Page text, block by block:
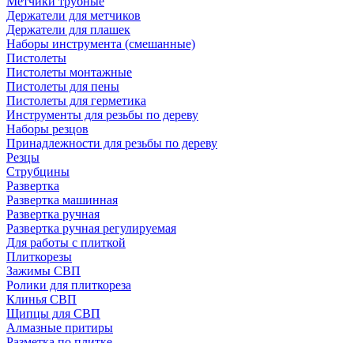
Держатели для метчиков
Держатели для плашек
Наборы инструмента (смешанные)
Пистолеты
Пистолеты монтажные
Пистолеты для пены
Пистолеты для герметика
Инструменты для резьбы по дереву
Наборы резцов
Принадлежности для резьбы по дереву
Резцы
Струбцины
Развертка
Развертка машинная
Развертка ручная
Развертка ручная регулируемая
Для работы с плиткой
Плиткорезы
Зажимы СВП
Ролики для плиткореза
Клинья СВП
Щипцы для СВП
Алмазные притиры